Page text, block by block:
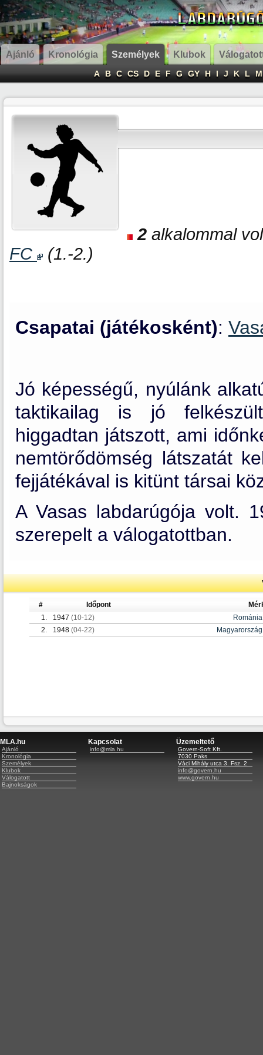
Ajánló Kronológia Személyek Klubok
A B C CS D E F G GY H I J K L M
2 alkalommal
FC
(1.-2.)
Csapatai (játékosként):
Jó képességű, nyúlánk
taktikailag is jó
higgadtan játszott, ami
nemtörődömség látszatát
fejjátékával is kitünt társai
A Vasas labdarúgója volt.
szerepelt a válogatottban.
# Időpont
1.
1947 (10-12)
Románia
2.
1948 (04-22) Magyarország
MLA.hu
Ajánló
Kronológia
Személyek
Klubok
Válogatott
Bajnokságok
Kapcsolat
info@mla.hu
Üzemeltető
Govern-Soft Kft.
7030 Paks
Váci Mihály utca 3. Fsz. 2
info@govern.hu
www.govern.hu